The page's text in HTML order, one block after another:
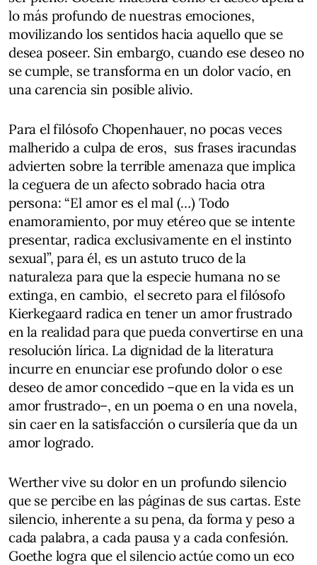
lo más profundo de nuestras emociones,
movilizando los sentidos hacia aquello que se
desea poseer. Sin embargo, cuando ese deseo no
se cumple, se transforma en un dolor vacío, en
una carencia sin posible alivio.
Para el filósofo Chopenhauer, no pocas veces
malherido a culpa de eros, sus frases iracundas
advierten sobre la terrible amenaza que implica
la ceguera de un afecto sobrado hacia otra
persona: “El amor es el mal (…) Todo
enamoramiento, por muy etéreo que se intente
presentar, radica exclusivamente en el instinto
sexual”, para él, es un astuto truco de la
naturaleza para que la especie humana no se
extinga, en cambio, el secreto para el filósofo
Kierkegaard radica en tener un amor frustrado
en la realidad para que pueda convertirse en una
resolución lírica. La dignidad de la literatura
incurre en enunciar ese profundo dolor o ese
deseo de amor concedido –que en la vida es un
amor frustrado–, en un poema o en una novela,
sin caer en la satisfacción o cursilería que da un
amor logrado.
Werther vive su dolor en un profundo silencio
que se percibe en las páginas de sus cartas. Este
silencio, inherente a su pena, da forma y peso a
cada palabra, a cada pausa y a cada confesión.
Goethe logra que el silencio actúe como un eco